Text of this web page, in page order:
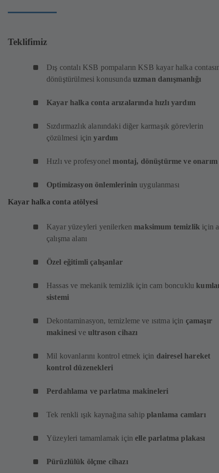
Teklifimiz
Dış contalı KSB pompaların KSB kayar halka
dönüştürülmesi konusunda uzman danışmanlığı
Kayar halka conta arızalarında hızlı yardım
Sızdırmazlık alanındaki diğer karmaşık görevlerin
çözülmesi için yardım
Hızlı ve profesyonel montaj, dönüştürme ve onarım
Optimizasyon önlemlerinin uygulanması
Kayar halka conta atölyesi
Kayar yüzeyleri yenilerken maksimum temizlik için
çalışma alanı
Özel eğitimli çalışanlar
Hassas ve mekanik temizlik için cam boncuklu
sistemi
Dekontaminasyon, temizleme ve ısıtma için çamaşır
makinesi ve ultrason cihazı
Mil kovanlarını kontrol etmek için dairesel hareket
kontrol düzenekleri
Perdahlama ve parlatma makineleri
Tek renkli ışık kaynağına sahip planlama camları
Yüzeyleri tamamlamak için elle parlatma plakası
Pürüzlülük ölçme cihazı